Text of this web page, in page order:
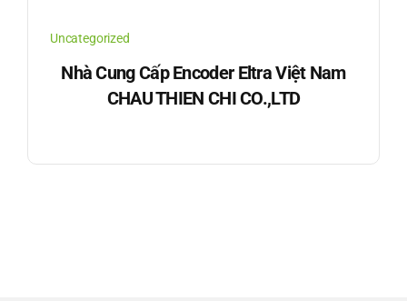
Uncategorized
Nhà Cung Cấp Encoder Eltra Việt Nam
CHAU THIEN CHI CO.,LTD